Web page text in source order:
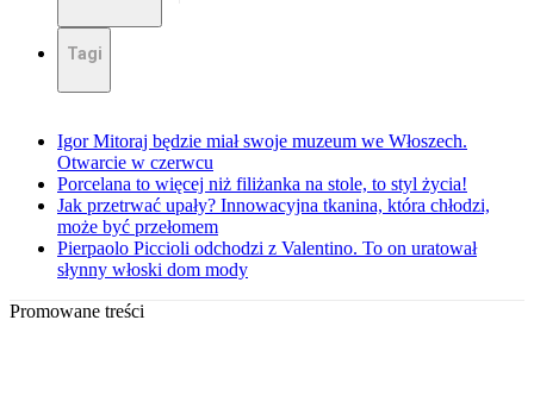
Tagi
Igor Mitoraj będzie miał swoje muzeum we Włoszech.
Otwarcie w czerwcu
Porcelana to więcej niż filiżanka na stole, to styl życia!
Jak przetrwać upały? Innowacyjna tkanina, która chłodzi,
może być przełomem
Pierpaolo Piccioli odchodzi z Valentino. To on uratował
słynny włoski dom mody
Promowane treści